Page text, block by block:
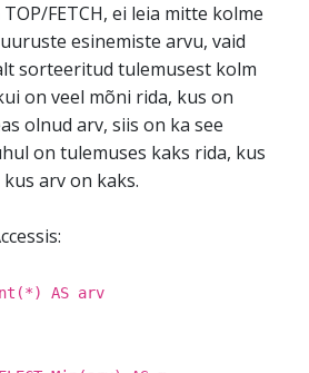
FETCH, ei leia mitte kolme
esinemiste arvu, vaid
sorteeritud tulemusest kolm
on veel mõni rida, kus on
olnud arv, siis on ka see
on tulemuses kaks rida, kus
arv on kaks.
AS arv